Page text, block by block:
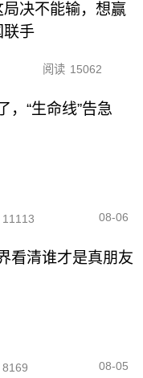
决不能输，想赢
联手
阅读 15062
，“生命线”告急
11113 08-06
看清谁才是真朋友
8169 08-05